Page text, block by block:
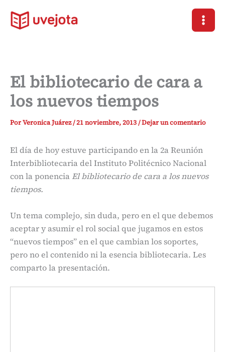
contenido
El bibliotecario de cara a
los nuevos tiempos
PorVeronica Juárez/21 noviembre, 2013/Dejar un comentario
El día de hoy estuve participando en la 2a Reunión
Interbibliotecaria del Instituto Politécnico Nacional
con la ponenciaEl bibliotecario de cara a los nuevos
tiempos.
Un tema complejo, sin duda, pero en el que debemos
aceptar y asumir el rol social que jugamos en estos
“nuevos tiempos” en el que cambian los soportes,
pero no el contenido ni la esencia bibliotecaria. Les
comparto la presentación.